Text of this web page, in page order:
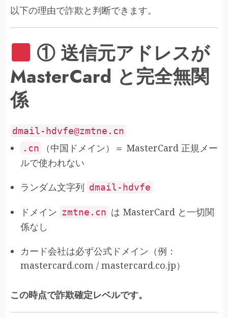
以下の理由で詐欺と判断できます。
① 送信元アドレスが
MasterCard と完全無関
係
dmail-hdvfe@zmtne .cn
.cn
（中国ドメイン）＝ MasterCard 正規メー
ルで使われない
ランダム文字列 dmail-hdvfe
ドメイン zmtne.cn は MasterCard と一切関
係なし
カード会社は必ず公式ドメイン（例：
mastercard.com / mastercard.co.jp）
この時点で詐欺確定レベルです。